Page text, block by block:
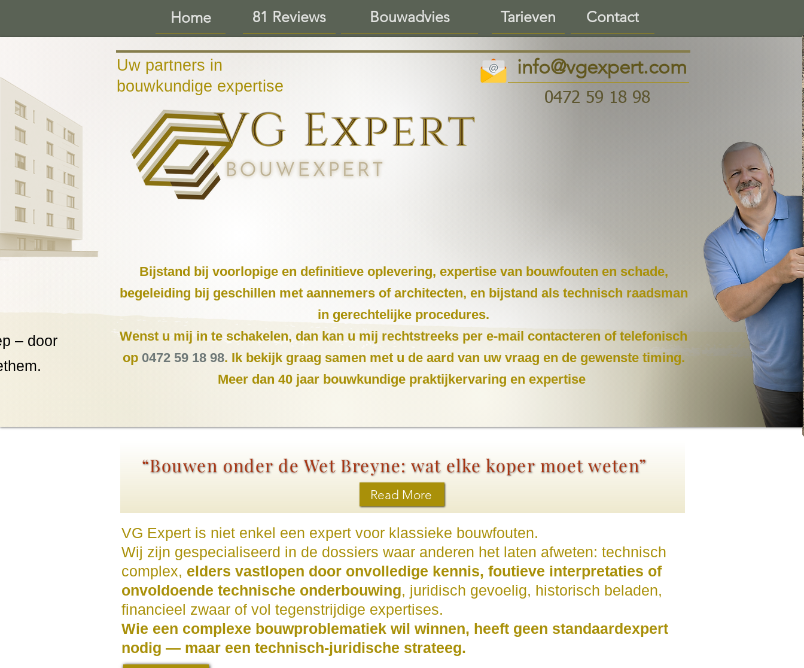
Home 81 Reviews Bouwadvies Tarieven Contact
info@vgexpert.com
0472 59 18 98
Bijstand bij voorlopige en definitieve oplevering, expertise van bouwfouten en schade,
begeleiding bij geschillen met aannemers of architecten, en bijstand als technisch raadsman
in gerechtelijke procedures.
Wenst u mij in te schakelen, dan kan u mij rechtstreeks per e-mail contacteren of telefonisch
op 0472 59 18 98. Ik bekijk graag samen met u de aard van uw vraag en de gewenste timing.
Meer dan 40 jaar bouwkundige praktijkervaring en expertise
– door
Uw partners in
bouwkundige expertise
“Bouwen onder de Wet Breyne: wat elke koper moet weten”
Read More
VG Expert is niet enkel een expert voor klassieke bouwfouten.
Wij zijn gespecialiseerd in de dossiers waar anderen het laten afweten: technisch
complex, elders vastlopen door onvolledige kennis, foutieve interpretaties of
onvoldoende technische onderbouwing, juridisch gevoelig, historisch beladen,
financieel zwaar of vol tegenstrijdige expertises.
Wie een complexe bouwproblematiek wil winnen, heeft geen standaardexpert
nodig — maar een technisch-juridische strateeg.